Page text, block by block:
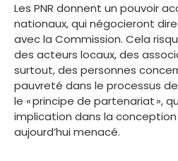
Les PNR donnent un pouvoir
nationaux, qui négocieront
avec la Commission. Cela
des acteurs locaux, des
surtout, des personnes
pauvreté dans le processus de
le « principe de partenariat »,
implication dans la
aujourd’hui menacé.